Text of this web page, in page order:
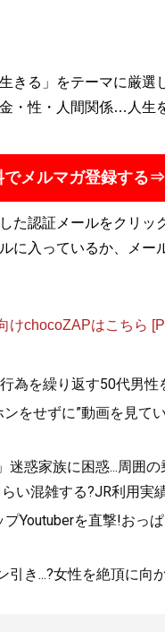
きる」をテーマに厳選
・性・人間関係…人生
でメルマガ登録する
認証メールをクリッ
に入っているか、メー
けchocoZAPはこちら
為を繰り返す50代男性
をせずに”動画を見て
惑家族に困惑...周囲の
い混雑する?JR利用実
Youtuberを直撃!おっ
き...?女性を絶頂に向